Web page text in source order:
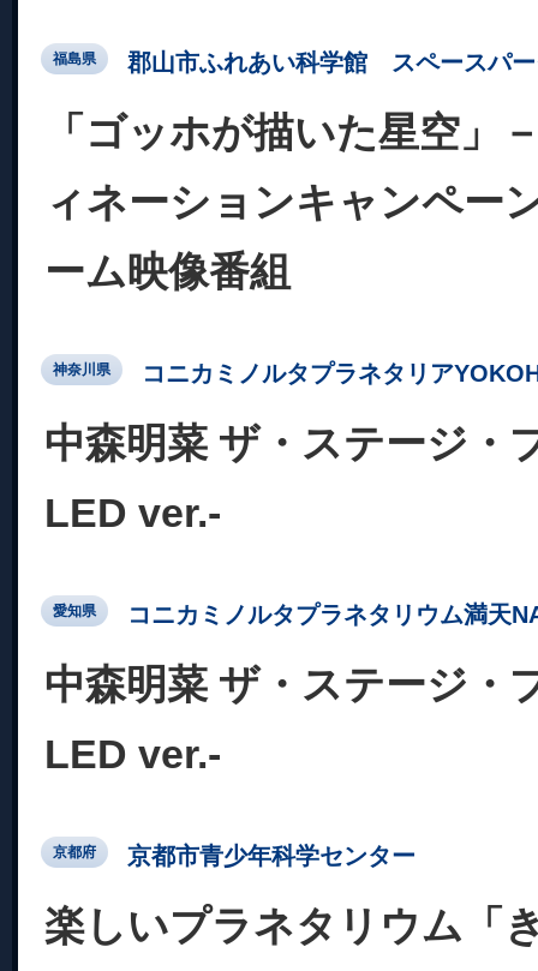
福島県 郡山市ふれあい科学館 スペースパ
「ゴッホが描いた星空」
ィネーションキャンペー
ーム映像番組
神奈川県 コニカミノルタプラネタリア
中森明菜 ザ・ステージ・
LED ver.-
愛知県 コニカミノルタプラネタリウム満天
中森明菜 ザ・ステージ・
LED ver.-
京都府 京都市青少年科学センター
楽しいプラネタリウム「